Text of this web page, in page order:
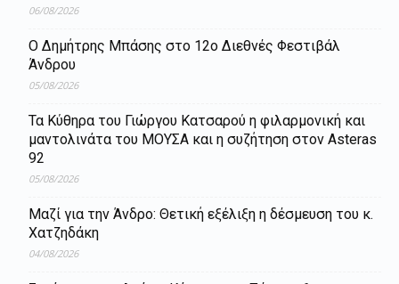
06/08/2026
Ο Δημήτρης Μπάσης στο 12ο Διεθνές Φεστιβάλ
Άνδρου
05/08/2026
Τα Κύθηρα του Γιώργου Κατσαρού η φιλαρμονική και
μαντολινάτα του ΜΟΥΣΑ και η συζήτηση στον Asteras
92
05/08/2026
Μαζί για την Άνδρο: Θετική εξέλιξη η δέσμευση του κ.
Χατζηδάκη
04/08/2026